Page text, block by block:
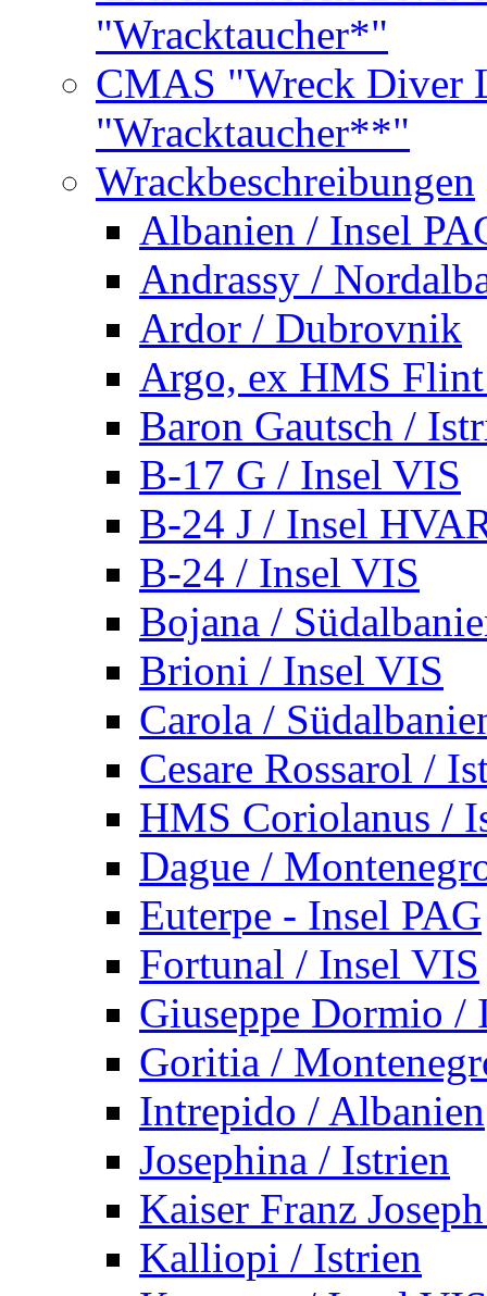
"Wracktaucher*"
CMAS "Wreck Diver
"Wracktaucher**"
Wrackbeschreibungen
Albanien / Insel
Andrassy /
Ardor / Dubrovnik
Argo, ex HMS
Baron Gautsch /
B-17 G / Insel VIS
B-24 J / Insel
B-24 / Insel VIS
Bojana /
Brioni / Insel VIS
Carola /
Cesare Rossarol /
HMS Coriolanus /
Dague /
Euterpe - Insel PAG
Fortunal / Insel VIS
Giuseppe Dormio /
Goritia /
Intrepido / Albanien
Josephina / Istrien
Kaiser Franz
Kalliopi / Istrien